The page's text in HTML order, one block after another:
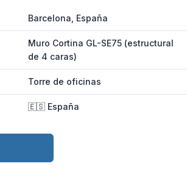
Barcelona, España
Muro Cortina GL-SE75 (estructural
de 4 caras)
Torre de oficinas
🇪🇸 España